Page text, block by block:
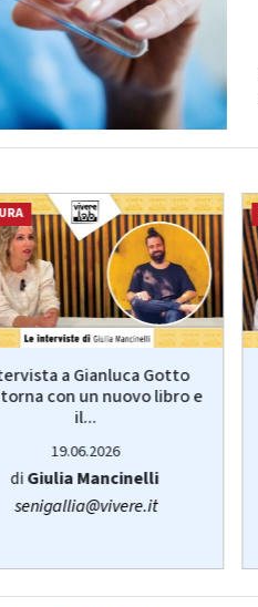
a Gianluca Gotto
con un nuovo libro e
il...
19.06.2026
diGiulia Mancinelli
senigallia@vivere.it